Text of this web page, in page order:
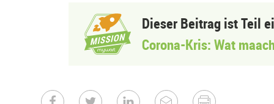
Dieser Beitrag ist Teil
Corona-Kris: Wat